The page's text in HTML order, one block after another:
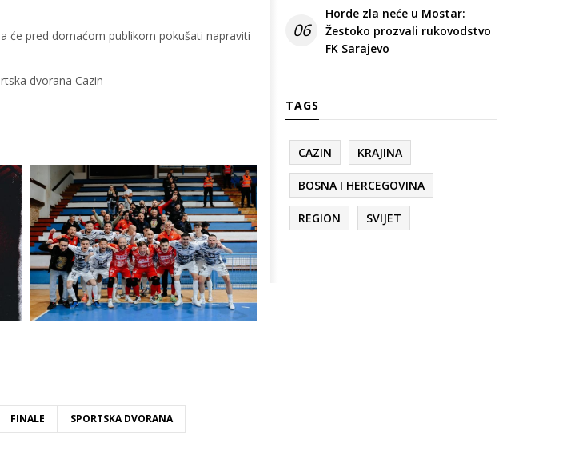
će pred domaćom publikom pokušati napraviti
dvorana Cazin
FINALE
SPORTSKA DVORANA
06
Horde zla neće u Mostar:
Žestoko prozvali rukovodstvo
FK Sarajevo
TAGS
CAZIN KRAJINA
BOSNA I HERCEGOVINA
REGION SVIJET